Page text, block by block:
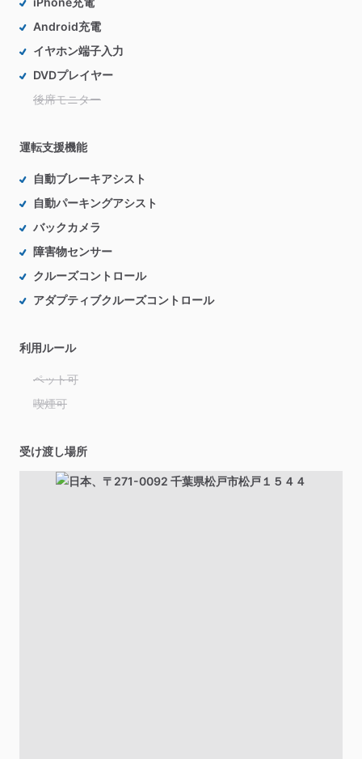
Android充電
イヤホン端子入力
DVDプレイヤー
後席モニター
運転支援機能
自動ブレーキアシスト
自動パーキングアシスト
バックカメラ
障害物センサー
クルーズコントロール
アダプティブクルーズコントロール
利用ルール
ペット可
喫煙可
受け渡し場所